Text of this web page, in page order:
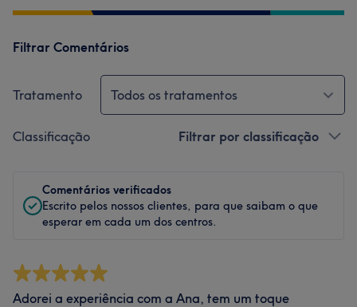
Filtrar Comentários
Tratamento Todos os tratamentos
Classificação Filtrar por classificação
Comentários verificados
Escrito pelos nossos clientes, para que saibam o que
esperar em cada um dos centros.
Adorei a experiência com a Ana, tem um toque